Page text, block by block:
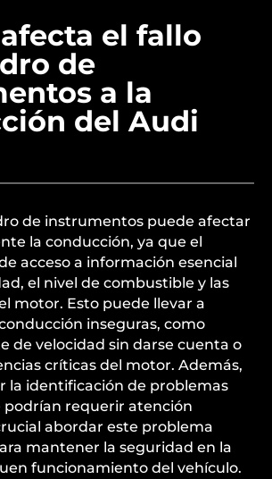
el fallo
de
a la
del Audi
de instrumentos puede afectar
la conducción, ya que el
acceso a información esencial
el nivel de combustible y las
motor. Esto puede llevar a
inseguras, como
de velocidad sin darse cuenta o
críticas del motor. Además,
la identificación de problemas
podrían requerir atención
abordar este problema
mantener la seguridad en la
funcionamiento del vehículo.